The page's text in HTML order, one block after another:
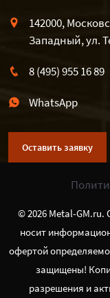
142000,
Западный, ул.
8 (495) 955 16 89
WhatsApp
Оставить заявку
© 2026 Metal-
носит
офертой
защищены!
разрешения и